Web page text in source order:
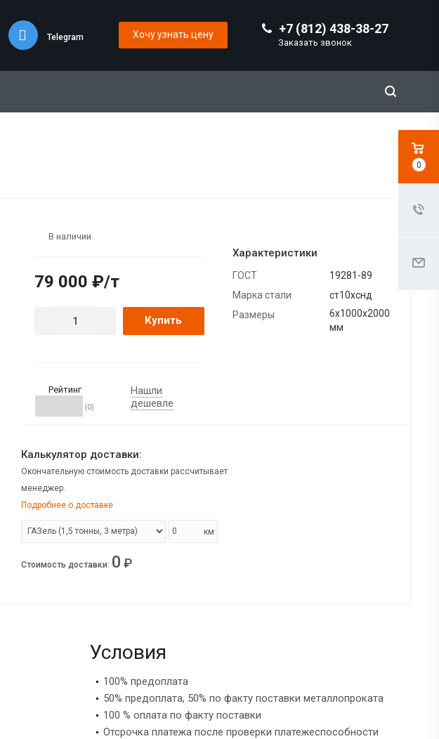
+7 (812) 438-38-27
Заказать звонок
Telegram Хочу узнать цену
В наличии
79 000 ₽/т
Купить
Рейтинг
(0)
Нашли
дешевле
Характеристики
ГОСТ
19281-89
Марка стали
ст10хснд
Размеры
6х1000х2000
мм
Калькулятор доставки:
Окончательную стоимость доставки рассчитывает
менеджер.
Подробнее о доставке
км
Стоимость доставки: 0 ₽
Условия
100% предоплата
50% предоплата, 50% по факту поставки металлопроката
100 % оплата по факту поставки
Отсрочка платежа после проверки платежеспособности
0